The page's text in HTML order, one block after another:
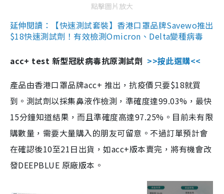
點擊圖片放大
延伸閱讀：【快速測試套裝】香港口罩品牌Savewo推出
$18快速測試劑！有效檢測Omicron、Delta變種病毒
acc+ test 新型冠狀病毒抗原測試劑 >>按此選購<<
產品由香港口罩品牌acc+ 推出，抗疫價只要$18就買
到。測試劑以採集鼻液作檢測，準確度達99.03%，最快
15分鐘知道結果，而且準確度高達97.25%。目前未有限
購數量，需要大量購入的朋友可留意。不過訂單預計會
在確認後10至21日出貨，如acc+版本賣完，將有機會改
發DEEPBLUE 原廠版本。